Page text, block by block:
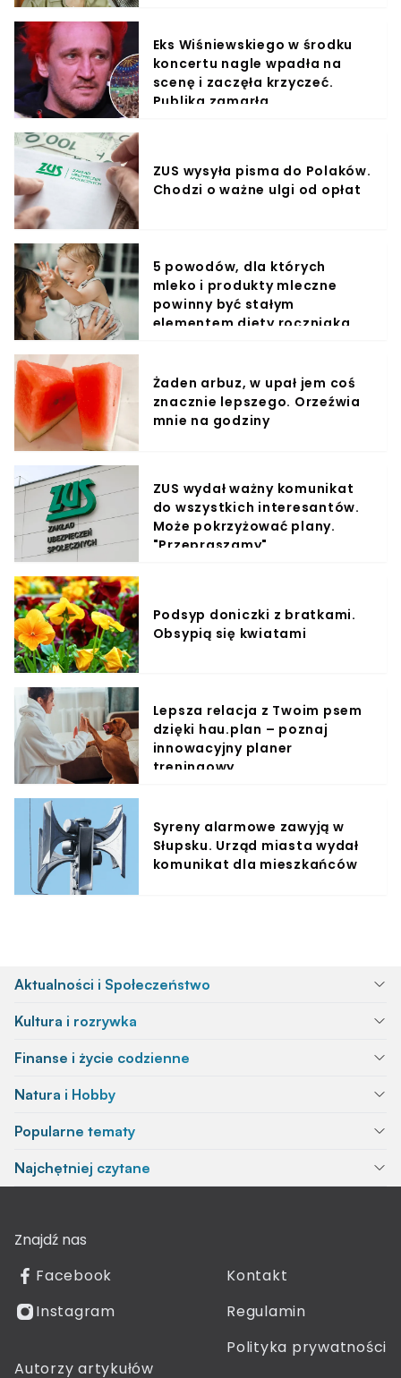
Eks Wiśniewskiego w środku
koncertu nagle wpadła na
scenę i zaczęła krzyczeć.
Publika zamarła
ZUS wysyła pisma do Polaków.
Chodzi o ważne ulgi od opłat
5 powodów, dla których
mleko i produkty mleczne
powinny być stałym
elementem diety roczniaka
Żaden arbuz, w upał jem coś
znacznie lepszego. Orzeźwia
mnie na godziny
ZUS wydał ważny komunikat
do wszystkich interesantów.
Może pokrzyżować plany.
"Przepraszamy"
Podsyp doniczki z bratkami.
Obsypią się kwiatami
Lepsza relacja z Twoim psem
dzięki hau.plan – poznaj
innowacyjny planer
treningowy
Syreny alarmowe zawyją w
Słupsku. Urząd miasta wydał
komunikat dla mieszkańców
Aktualności i Społeczeństwo
Kultura i rozrywka
Finanse i życie codzienne
Natura i Hobby
Popularne tematy
Najchętniej czytane
Znajdź nas
Facebook
Instagram
Kontakt
Regulamin
Polityka prywatności
Autorzy artykułów